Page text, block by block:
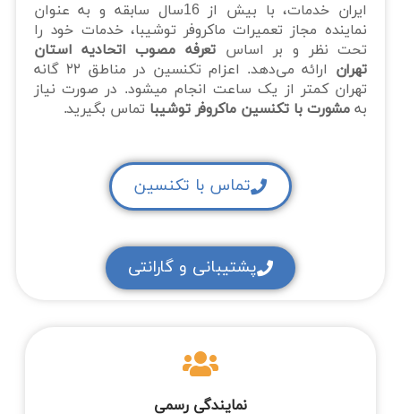
ایران خدمات، با بیش از 16سال سابقه و به عنوان
نماینده مجاز تعمیرات ماکروفر توشیبا، خدمات خود را
تحت نظر و بر اساس تعرفه‌ مصوب اتحادیه استان
تهران
ارائه می‌دهد. اعزام تکنسین در مناطق ۲۲ گانه
تهران کمتر از یک ساعت انجام میشود. در صورت نیاز
به مشورت با تکنسین ماکروفر توشیبا تماس بگیرید.
تماس با تکنسین
پشتیبانی و گارانتی
نمایندگی رسمی